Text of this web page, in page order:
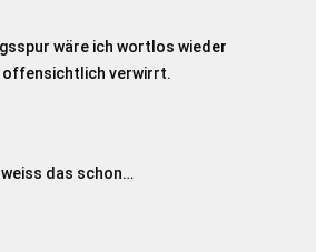
wäre ich wortlos wieder
offensichtlich verwirrt.
das schon…